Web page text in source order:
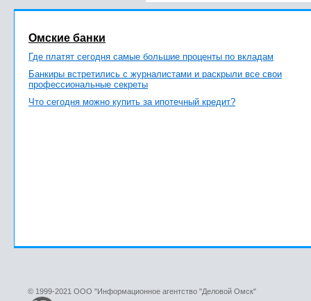
Омские банки
Где платят сегодня самые большие проценты по вкладам
Банкиры встретились с журналистами и раскрыли все свои
профессиональные секреты
Что сегодня можно купить за ипотечный кредит?
© 1999-2021 ООО "Информационное агентство "Деловой Омск"